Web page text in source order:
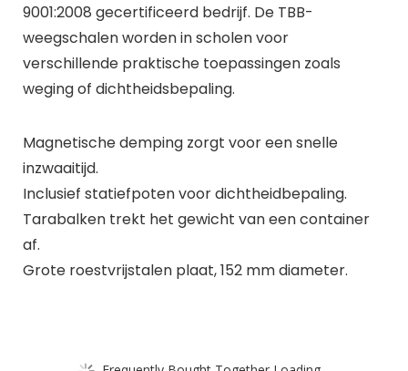
9001:2008 gecertificeerd bedrijf. De TBB-
weegschalen worden in scholen voor
verschillende praktische toepassingen zoals
weging of dichtheidsbepaling.
Magnetische demping zorgt voor een snelle
inzwaaitijd.
Inclusief statiefpoten voor dichtheidbepaling.
Tarabalken trekt het gewicht van een container
af.
Grote roestvrijstalen plaat, 152 mm diameter.